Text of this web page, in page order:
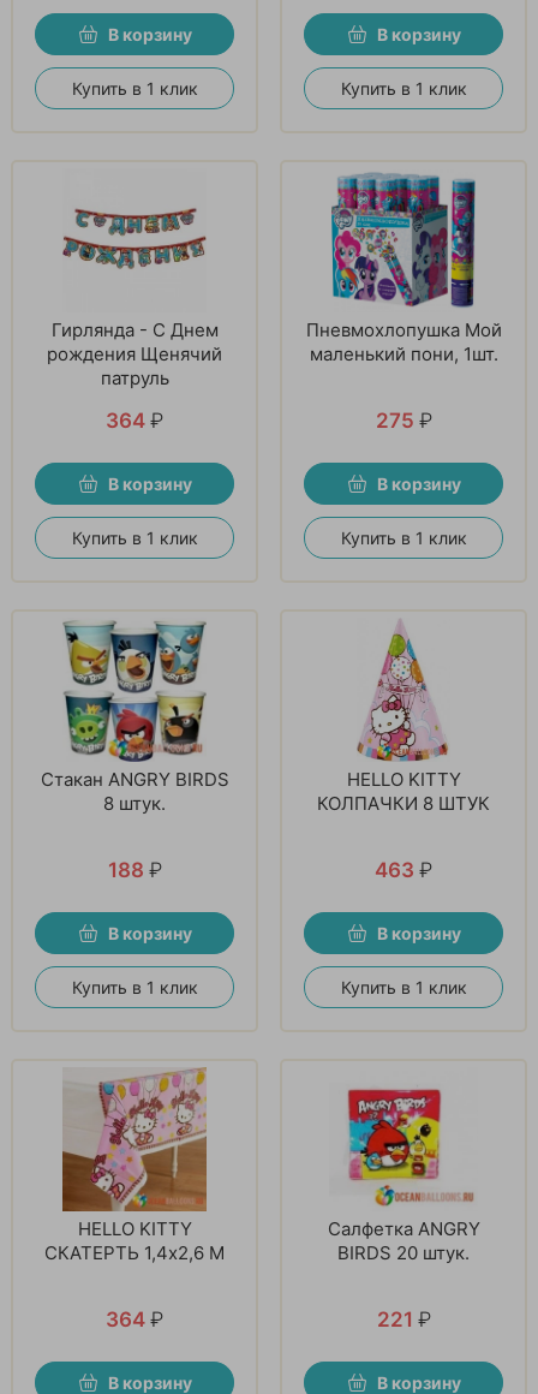
В корзину
Купить в 1 клик
В корзину
Купить в 1 клик
Гирлянда - С Днем
рождения Щенячий
патруль
364 ₽
В корзину
Купить в 1 клик
Пневмохлопушка Мой
маленький пони, 1шт.
275 ₽
В корзину
Купить в 1 клик
Стакан ANGRY BIRDS
8 штук.
188 ₽
В корзину
Купить в 1 клик
HELLO KITTY
КОЛПАЧКИ 8 ШТУК
463 ₽
В корзину
Купить в 1 клик
HELLO KITTY
СКАТЕРТЬ 1,4x2,6 М
364 ₽
В корзину
Салфетка ANGRY
BIRDS 20 штук.
221 ₽
В корзину